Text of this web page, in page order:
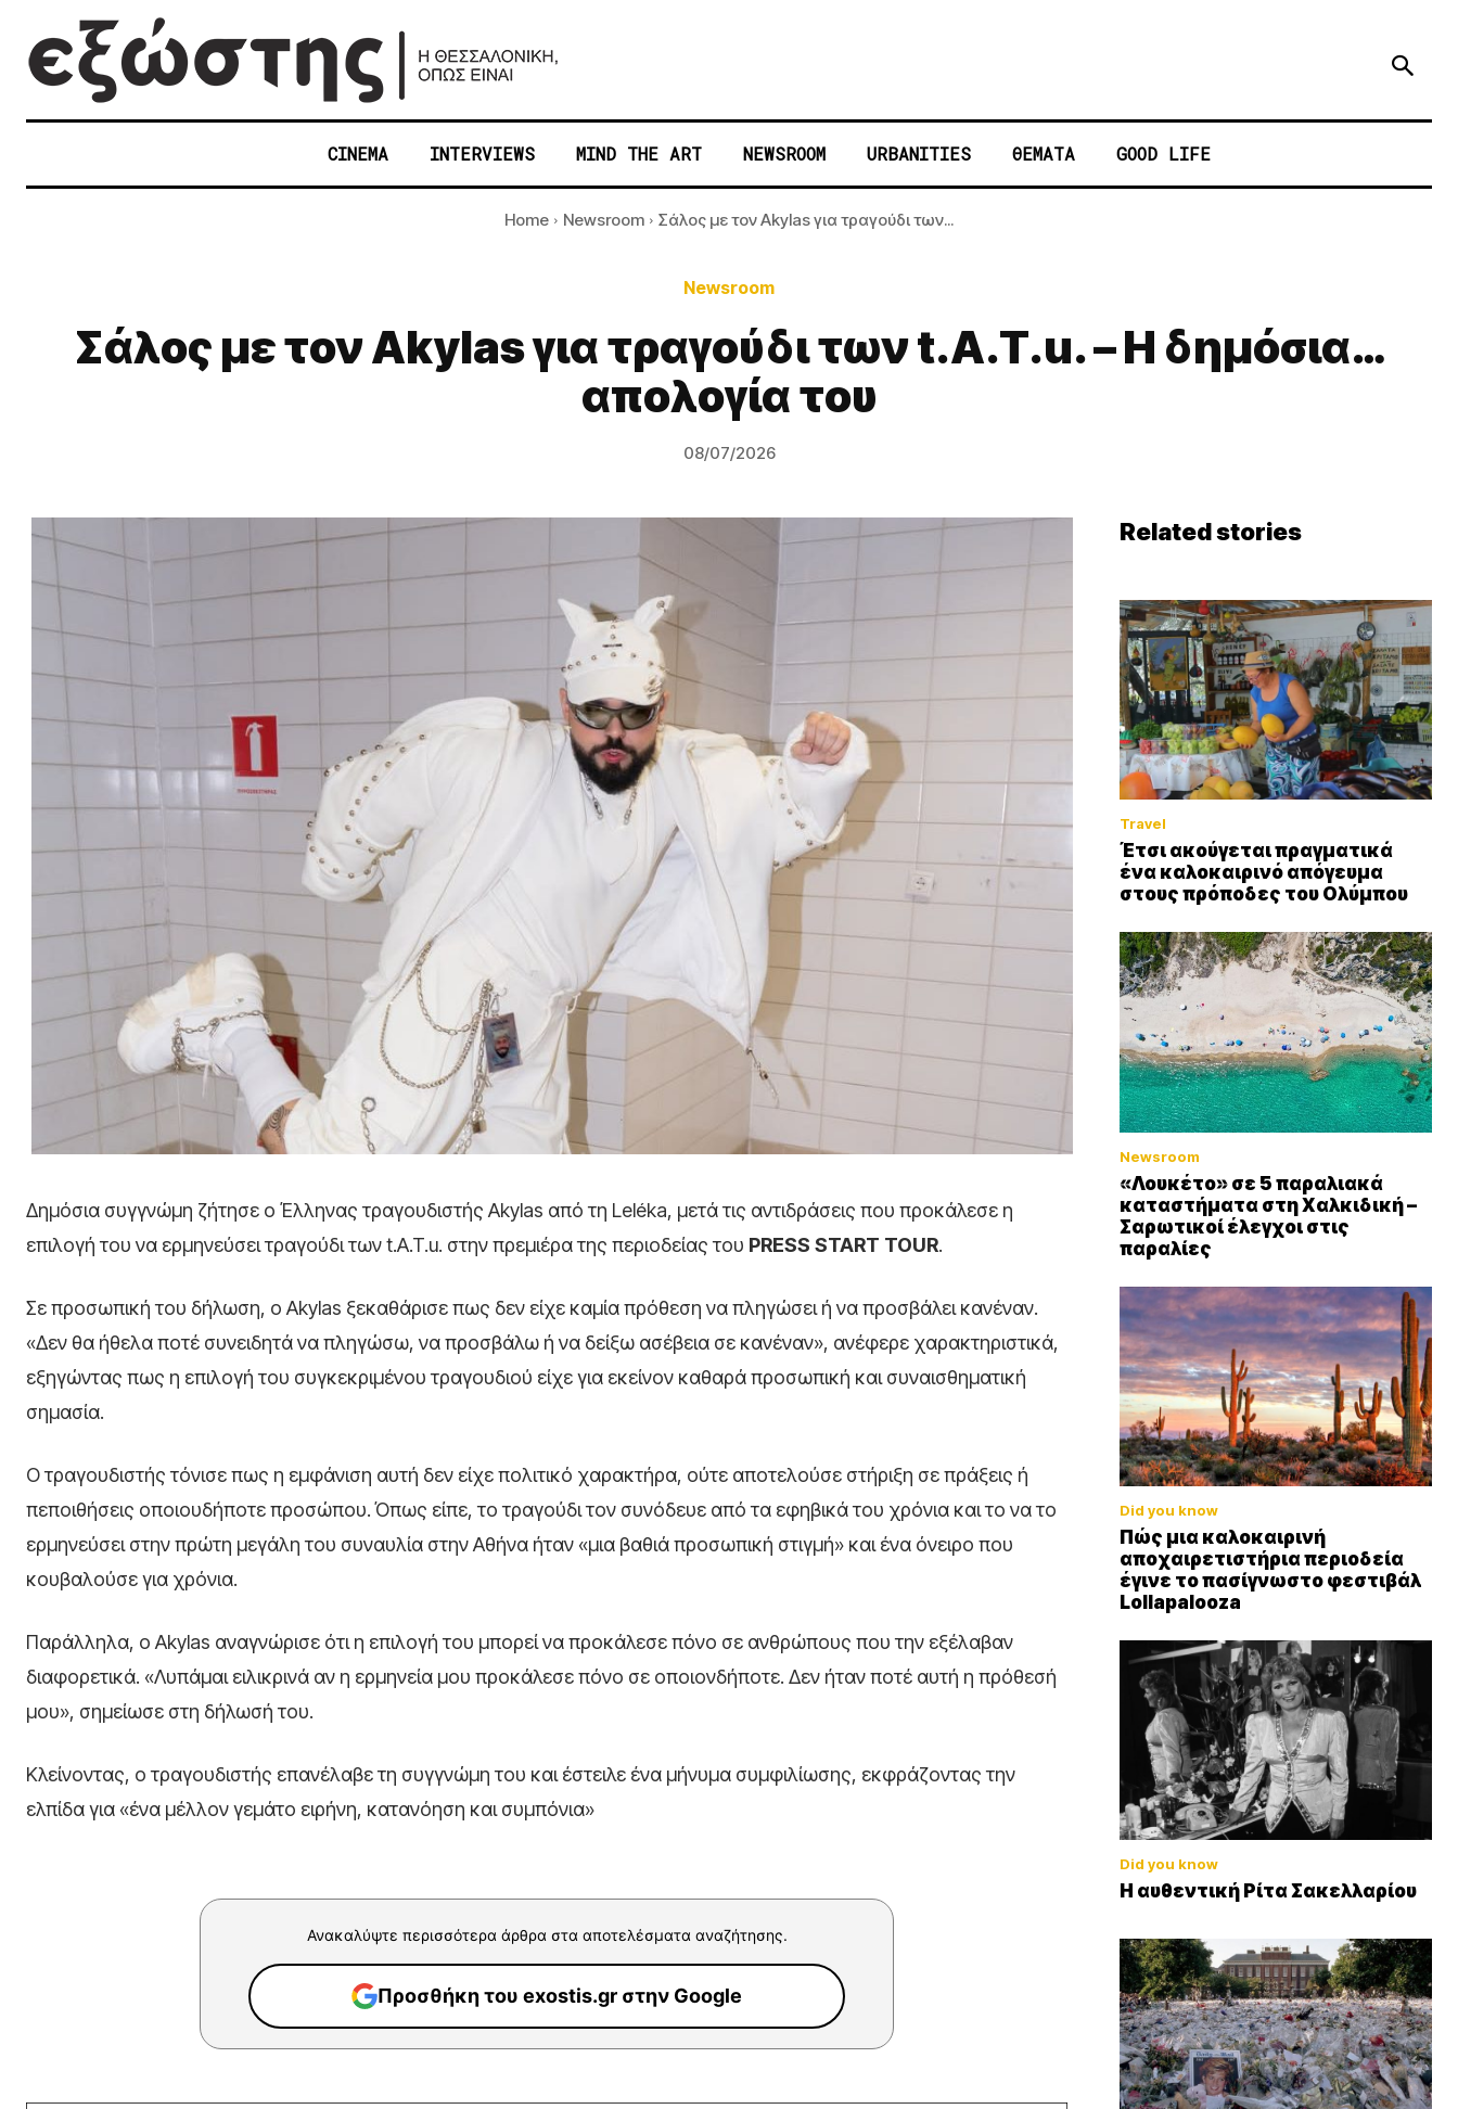
CINEMA INTERVIEWS MIND THE ART NEWSROOM URBANITIES ΘΕΜΑΤΑ GOOD LIFE
Home Newsroom Σάλος με τον Akylas για τραγούδι των...
Newsroom
Σάλος με τον Akylas για τραγούδι των t.A.T.u. – Η δημόσια…
απολογία του
08/07/2026
Δημόσια συγγνώμη ζήτησε ο Έλληνας τραγουδιστής Akylas από τη Leléka, μετά τις αντιδράσεις που προκάλεσε η
επιλογή του να ερμηνεύσει τραγούδι των t.A.T.u. στην πρεμιέρα της περιοδείας του PRESS START TOUR.
Σε προσωπική του δήλωση, ο Akylas ξεκαθάρισε πως δεν είχε καμία πρόθεση να πληγώσει ή να προσβάλει κανέναν.
«Δεν θα ήθελα ποτέ συνειδητά να πληγώσω, να προσβάλω ή να δείξω ασέβεια σε κανέναν», ανέφερε χαρακτηριστικά,
εξηγώντας πως η επιλογή του συγκεκριμένου τραγουδιού είχε για εκείνον καθαρά προσωπική και συναισθηματική
σημασία.
Ο τραγουδιστής τόνισε πως η εμφάνιση αυτή δεν είχε πολιτικό χαρακτήρα, ούτε αποτελούσε στήριξη σε πράξεις ή
πεποιθήσεις οποιουδήποτε προσώπου. Όπως είπε, το τραγούδι τον συνόδευε από τα εφηβικά του χρόνια και το να το
ερμηνεύσει στην πρώτη μεγάλη του συναυλία στην Αθήνα ήταν «μια βαθιά προσωπική στιγμή» και ένα όνειρο που
κουβαλούσε για χρόνια.
Παράλληλα, ο Akylas αναγνώρισε ότι η επιλογή του μπορεί να προκάλεσε πόνο σε ανθρώπους που την εξέλαβαν
διαφορετικά. «Λυπάμαι ειλικρινά αν η ερμηνεία μου προκάλεσε πόνο σε οποιονδήποτε. Δεν ήταν ποτέ αυτή η πρόθεσή
μου», σημείωσε στη δήλωσή του.
Κλείνοντας, ο τραγουδιστής επανέλαβε τη συγγνώμη του και έστειλε ένα μήνυμα συμφιλίωσης, εκφράζοντας την
ελπίδα για «ένα μέλλον γεμάτο ειρήνη, κατανόηση και συμπόνια»
Ανακαλύψτε περισσότερα άρθρα στα αποτελέσματα αναζήτησης.
Προσθήκη του exostis.gr στην Google
Related stories
Travel
Έτσι ακούγεται πραγματικά
ένα καλοκαιρινό απόγευμα
στους πρόποδες του Ολύμπου
Newsroom
«Λουκέτο» σε 5 παραλιακά
καταστήματα στη Χαλκιδική –
Σαρωτικοί έλεγχοι στις
παραλίες
Did you know
Πώς μια καλοκαιρινή
αποχαιρετιστήρια περιοδεία
έγινε το πασίγνωστο φεστιβάλ
Lollapalooza
Did you know
Η αυθεντική Ρίτα Σακελλαρίου